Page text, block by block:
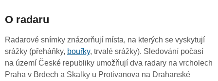
O radaru
Radarové snímky znázorňují místa, na kterých se vyskytují
srážky (přeháňky, bouřky, trvalé srážky). Sledování počasí
na území České republiky umožňují dva radary na vrcholech
Praha v Brdech a Skalky u Protivanova na Drahanské